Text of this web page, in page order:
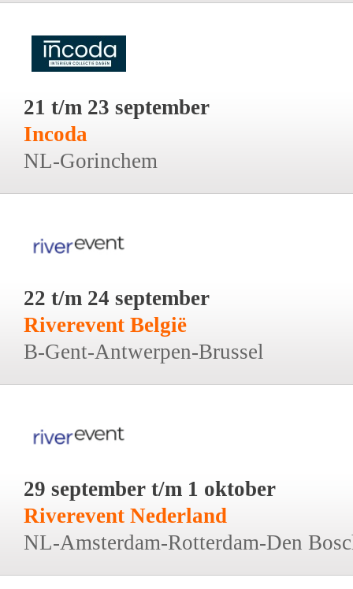
21 t/m 23 september
Incoda
NL-Gorinchem
22 t/m 24 september
Riverevent België
B-Gent-Antwerpen-Brussel
29 september t/m 1 oktober
Riverevent Nederland
NL-Amsterdam-Rotterdam-Den